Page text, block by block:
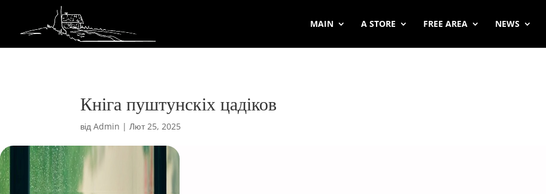
MAIN A STORE FREE AREA NEWS
Кніга пуштунскіх цадіков
відAdmin | Лют 25, 2025